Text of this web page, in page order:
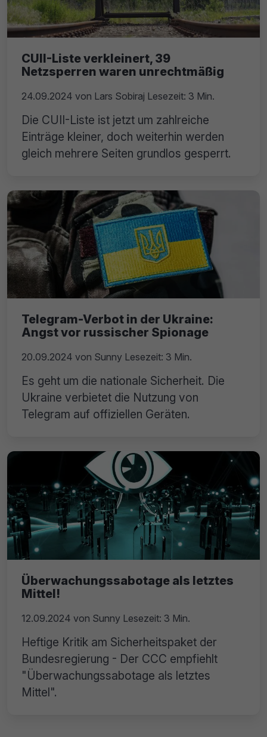
CUII-Liste verkleinert, 39
Netzsperren waren unrechtmäßig
24.09.2024 von Lars Sobiraj Lesezeit: 3 Min.
Die CUII-Liste ist jetzt um zahlreiche
Einträge kleiner, doch weiterhin werden
gleich mehrere Seiten grundlos gesperrt.
Telegram-Verbot in der Ukraine:
Angst vor russischer Spionage
20.09.2024 von Sunny Lesezeit: 3 Min.
Es geht um die nationale Sicherheit. Die
Ukraine verbietet die Nutzung von
Telegram auf offiziellen Geräten.
Überwachungssabotage als letztes
Mittel!
12.09.2024 von Sunny Lesezeit: 3 Min.
Heftige Kritik am Sicherheitspaket der
Bundesregierung - Der CCC empfiehlt
"Überwachungssabotage als letztes
Mittel".